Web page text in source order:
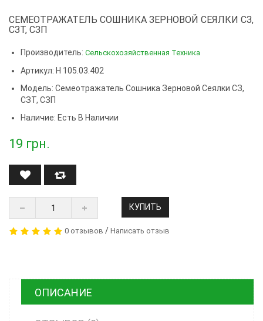
СЕМЕОТРАЖАТЕЛЬ СОШНИКА ЗЕРНОВОЙ СЕЯЛКИ СЗ,
СЗТ, СЗП
Производитель: Сельскохозяйственная Техника
Артикул: Н 105.03.402
Модель: Семеотражатель Сошника Зерновой Сеялки СЗ,
СЗТ, СЗП
Наличие: Есть В Наличии
19 грн.
КУПИТЬ
0 отзывов / Написать отзыв
ОПИСАНИЕ